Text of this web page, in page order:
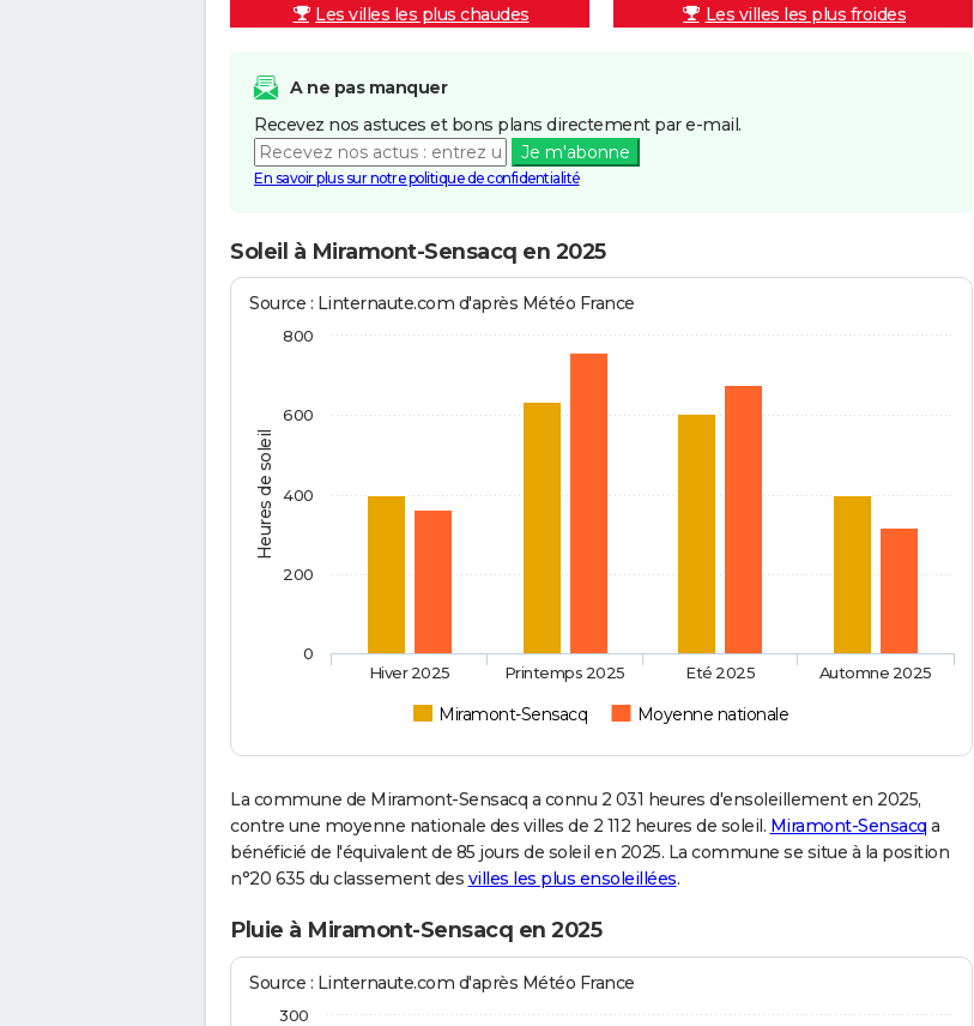
Les villes les plus chaudes Les villes les plus froides
A ne pas manquer
Recevez nos astuces et bons plans directement par e-mail.
Je m'abonne
En savoir plus sur notre politique de confidentialité
Soleil à Miramont-Sensacq en 2025
Heures de soleil
Source : Linternaute.com d'après Météo France
Miramont-Sensacq Moyenne nationale
Hiver 2025 Printemps 2025 Eté 2025 Automne 2025
0
200
400
600
800
La commune de Miramont-Sensacq a connu 2 031 heures d'ensoleillement en 2025,
contre une moyenne nationale des villes de 2 112 heures de soleil. Miramont-Sensacq a
bénéficié de l'équivalent de 85 jours de soleil en 2025. La commune se situe à la position
n°20 635 du classement des villes les plus ensoleillées.
Pluie à Miramont-Sensacq en 2025
Source : Linternaute.com d'après Météo France
300